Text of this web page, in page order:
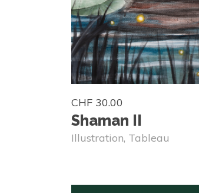
CHF 30.00
Shaman II
Illustration, Tableau